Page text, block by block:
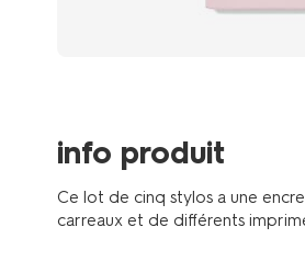
info produit
Ce lot de cinq stylos a une
carreaux et de différents